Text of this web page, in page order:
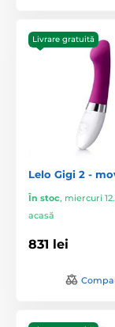
Livrare gratuită
Lelo Gigi 2 -
În stoc, miercuri
acasă
831 lei